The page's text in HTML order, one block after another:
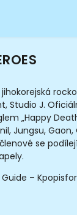
Studio J.
„Happy
Jungsu, Gaon,
se